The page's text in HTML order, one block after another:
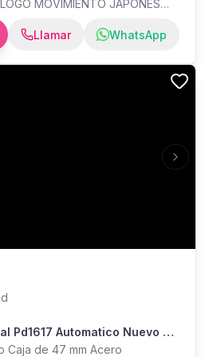
MOVIMIENTO JAPONES
DE CUERO GENUINO CASE
CONTRA EL AGUA FUNCIONAN
MEDIDAS Y
IMÁGENES DEL ANUNCIO
Llamar WhatsApp
Next
Pd1617 Automatico Nuevo En
Caja de 47 mm Acero